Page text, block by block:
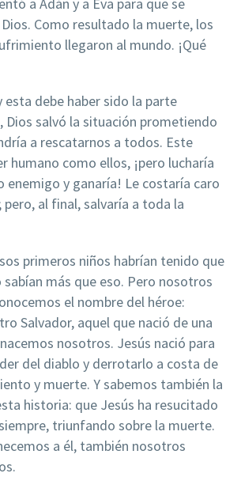
Como resultado la muerte, los
llegaron al mundo. ¡Qué
esta debe haber sido la parte
Dios salvó la situación prometiendo
a rescatarnos a todos. Este
humano como ellos, ¡pero lucharía
enemigo y ganaría! Le costaría caro
al final, salvaría a toda la
primeros niños habrían tenido que
más que eso. Pero nosotros
el nombre del héroe:
Salvador, aquel que nació de una
nosotros. Jesús nació para
del diablo y derrotarlo a costa de
y muerte. Y sabemos también la
historia: que Jesús ha resucitado
triunfando sobre la muerte.
a él, también nosotros